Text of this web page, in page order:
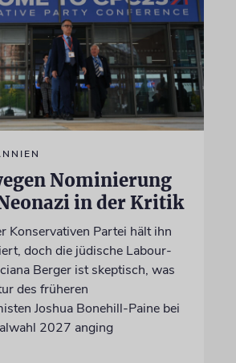
Nominierung
in der Kritik
Konservativen Partei hält ihn
doch die jüdische Labour-
Berger ist skeptisch, was
des früheren
Joshua Bonehill-Paine bei
2027 anging